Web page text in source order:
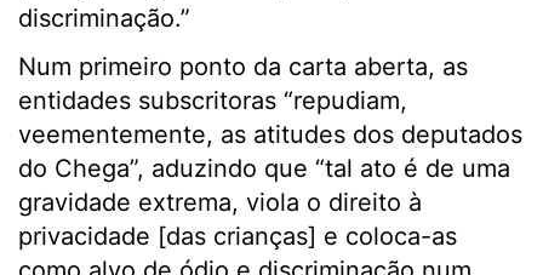
discriminação.”
Num primeiro ponto da carta aberta, as
entidades subscritoras “repudiam,
veementemente, as atitudes dos deputados
do Chega”, aduzindo que “tal ato é de uma
gravidade extrema, viola o direito à
privacidade [das crianças] e coloca-as